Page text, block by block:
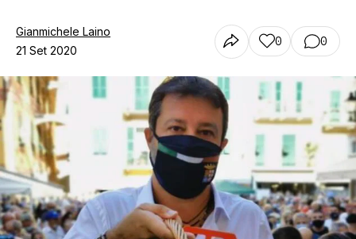
Gianmichele Laino
21 Set 2020
0 0